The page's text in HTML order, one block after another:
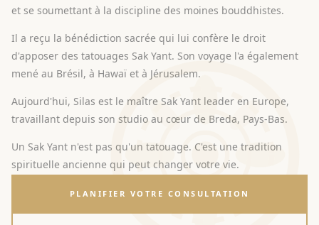
et se soumettant à la discipline des moines bouddhistes.
Il a reçu la bénédiction sacrée qui lui confère le droit
d'apposer des tatouages Sak Yant. Son voyage l'a également
mené au Brésil, à Hawaï et à Jérusalem.
Aujourd'hui, Silas est le maître Sak Yant leader en Europe,
travaillant depuis son studio au cœur de Breda, Pays-Bas.
Un Sak Yant n'est pas qu'un tatouage. C'est une tradition
spirituelle ancienne qui peut changer votre vie.
PLANIFIER VOTRE CONSULTATION